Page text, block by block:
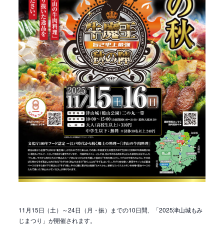
11月15日（土）～24日（月・振）までの10日間、「2025津山城もみ
じまつり」が開催されます。